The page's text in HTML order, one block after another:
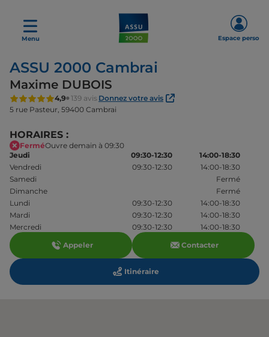
Menu Espace perso
ASSU 2000 Cambrai
Maxime DUBOIS
4,9 139 avis Donnez votre avis
5 rue Pasteur, 59400 Cambrai
HORAIRES :
FerméOuvre demain à 09:30
Jeudi
09:30-12:30
14:00-18:30
Vendredi
09:30-12:30
14:00-18:30
Samedi
Fermé
Dimanche
Fermé
Lundi
09:30-12:30
14:00-18:30
Mardi
09:30-12:30
14:00-18:30
Mercredi
09:30-12:30
14:00-18:30
Appeler
Contacter
Itinéraire